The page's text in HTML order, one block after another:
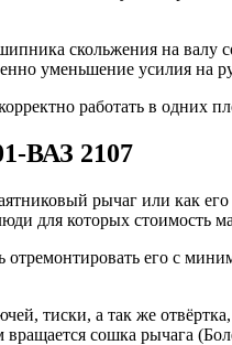
скольжения на
уменьшение усилия на
работать в одних
ВАЗ 2107
рычаг или как
для которых стоимость
его с
тиски, а так же
сошка рычага